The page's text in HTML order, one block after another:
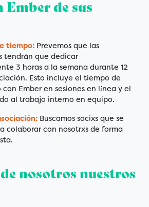
Ember de sus
tiempo: Prevemos que las
tendrán que dedicar
3 horas a la semana durante 12
Esto incluye el tiempo de
Ember en sesiones en línea y el
al trabajo interno en equipo.
Buscamos socixs que se
colaborar con nosotrxs de forma
nosotros nuestros